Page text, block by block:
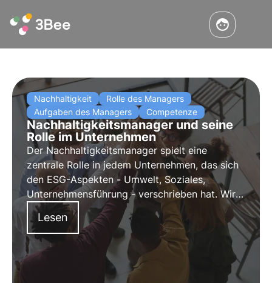
Nachhaltigkeit
Rolle des Managers
Aufgaben des Managers
Competenze
Nachhaltigkeitsmanager und seine
Rolle im Unternehmen
Der Nachhaltigkeitsmanager spielt eine
zentrale Rolle in jedem Unternehmen, das sich
den ESG-Aspekten - Umwelt, Soziales,
Unternehmensführung - verschrieben hat. Wir
wissen, welchen Nutzen der
Nachhaltigkeitsmanager für das Unternehmen
haben kann.
Lesen